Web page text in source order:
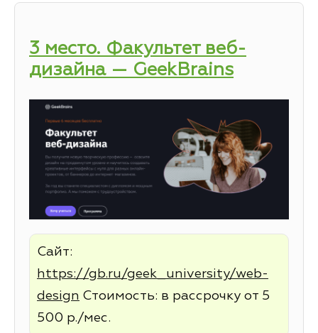
3 место. Факультет веб-
дизайна — GeekBrains
Сайт:
https://gb.ru/geek_university/web-
design Стоимость: в рассрочку от 5
500 р./мес.